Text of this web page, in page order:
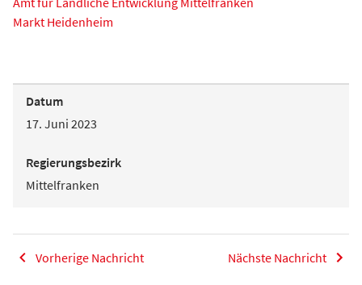
Markt Heidenheim
Datum
17. Juni 2023
Regierungsbezirk
Mittelfranken
Vorherige Nachricht Nächste Nachricht